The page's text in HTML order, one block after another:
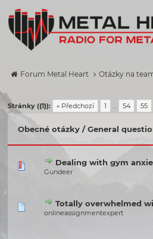
Forum Metal Heart Otázky na
Stránky ({1}): « Předchozí 1 … 54 55
Obecné otázky / General
Dealing with gym
Gundeer
Totally overwhelmed
onlineassignmentexpert